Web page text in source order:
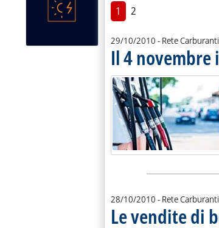
1 2
29/10/2010 - Rete Carburanti
Il 4
28/10/2010 - Rete Carburanti
Le vendite di